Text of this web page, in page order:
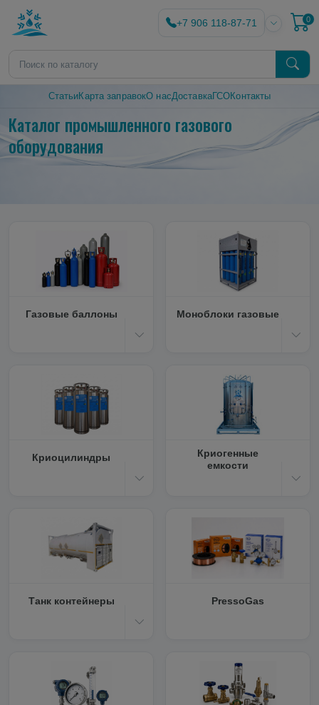
+7 906 118-87-71 0
СтатьиКарта заправокО насДоставкаГСОКонтакты
Каталог промышленного газового
оборудования
Газовые баллоны Моноблоки газовые
Криоцилиндры
Криогенные
емкости
Танк контейнеры PressoGas